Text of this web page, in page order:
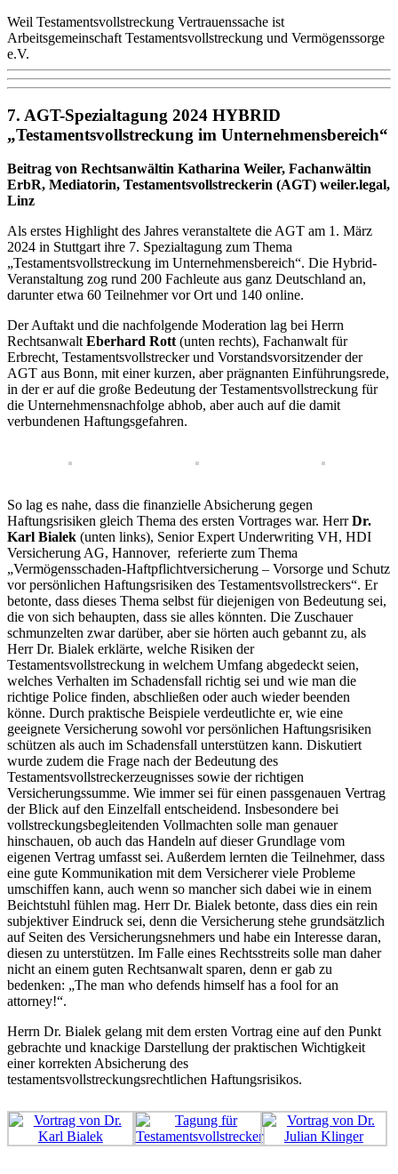
Weil Testamentsvollstreckung Vertrauenssache ist
Arbeitsgemeinschaft Testamentsvollstreckung und Vermögenssorge
e.V.
7. AGT-Spezialtagung 2024 HYBRID
„Testamentsvollstreckung im Unternehmensbereich“
Beitrag von Rechtsanwältin Katharina Weiler, Fachanwältin
ErbR, Mediatorin, Testamentsvollstreckerin (AGT) weiler.legal,
Linz
Als erstes Highlight des Jahres veranstaltete die AGT am 1. März
2024 in Stuttgart ihre 7. Spezialtagung zum Thema
„Testamentsvollstreckung im Unternehmensbereich“. Die Hybrid-
Veranstaltung zog rund 200 Fachleute aus ganz Deutschland an,
darunter etwa 60 Teilnehmer vor Ort und 140 online.
Der Auftakt und die nachfolgende Moderation lag bei Herrn
RechtsanwaltEberhard Rott(unten rechts), Fachanwalt für
Erbrecht, Testamentsvollstrecker und Vorstandsvorsitzender der
AGT aus Bonn, mit einer kurzen, aber prägnanten Einführungsrede,
in der er auf die große Bedeutung der Testamentsvollstreckung für
die Unternehmensnachfolge abhob, aber auch auf die damit
verbundenen Haftungsgefahren.
So lag es nahe, dass die finanzielle Absicherung gegen
Haftungsrisiken gleich Thema des ersten Vortrages war. HerrDr.
Karl Bialek (unten links), Senior Expert Underwriting VH, HDI
Versicherung AG, Hannover, referierte zum Thema
„Vermögensschaden-Haftpflichtversicherung – Vorsorge und Schutz
vor persönlichen Haftungsrisiken des Testamentsvollstreckers“. Er
betonte, dass dieses Thema selbst für diejenigen von Bedeutung sei,
die von sich behaupten, dass sie alles könnten. Die Zuschauer
schmunzelten zwar darüber, aber sie hörten auch gebannt zu, als
Herr Dr. Bialek erklärte, welche Risiken der
Testamentsvollstreckung in welchem Umfang abgedeckt seien,
welches Verhalten im Schadensfall richtig sei und wie man die
richtige Police finden, abschließen oder auch wieder beenden
könne. Durch praktische Beispiele verdeutlichte er, wie eine
geeignete Versicherung sowohl vor persönlichen Haftungsrisiken
schützen als auch im Schadensfall unterstützen kann. Diskutiert
wurde zudem die Frage nach der Bedeutung des
Testamentsvollstreckerzeugnisses sowie der richtigen
Versicherungssumme. Wie immer sei für einen passgenauen Vertrag
der Blick auf den Einzelfall entscheidend. Insbesondere bei
vollstreckungsbegleitenden Vollmachten solle man genauer
hinschauen, ob auch das Handeln auf dieser Grundlage vom
eigenen Vertrag umfasst sei. Außerdem lernten die Teilnehmer, dass
eine gute Kommunikation mit dem Versicherer viele Probleme
umschiffen kann, auch wenn so mancher sich dabei wie in einem
Beichtstuhl fühlen mag. Herr Dr. Bialek betonte, dass dies ein rein
subjektiver Eindruck sei, denn die Versicherung stehe grundsätzlich
auf Seiten des Versicherungsnehmers und habe ein Interesse daran,
diesen zu unterstützen. Im Falle eines Rechtsstreits solle man daher
nicht an einem guten Rechtsanwalt sparen, denn er gab zu
bedenken: „The man who defends himself has a fool for an
attorney!“.
Herrn Dr. Bialek gelang mit dem ersten Vortrag eine auf den Punkt
gebrachte und knackige Darstellung der praktischen Wichtigkeit
einer korrekten Absicherung des
testamentsvollstreckungsrechtlichen Haftungsrisikos.